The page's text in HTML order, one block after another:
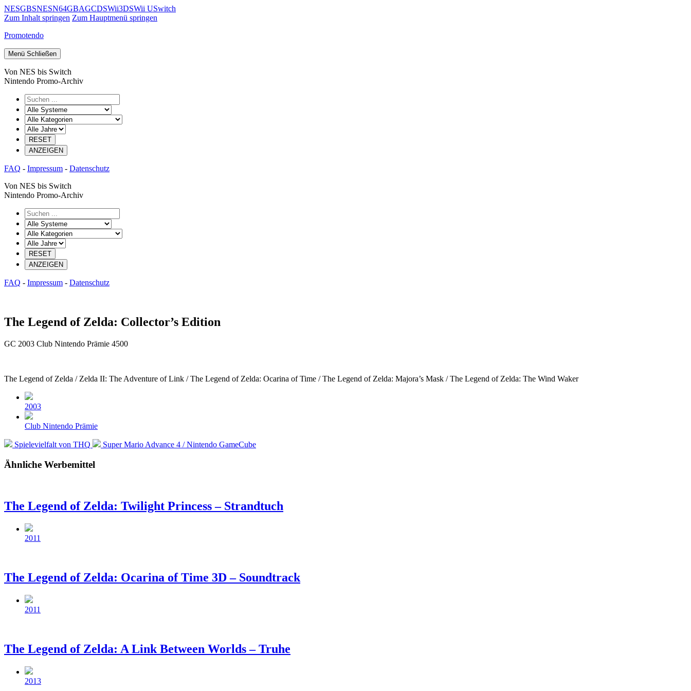
NESGBSNESN64GBAGCDSWii3DSWii USwitch
Zum Inhalt springen Zum Hauptmenü springen
Promotendo
Menü Schließen
Von NES bis Switch
Nintendo Promo-Archiv
FAQ - Impressum - Datenschutz
Von NES bis Switch
Nintendo Promo-Archiv
FAQ - Impressum - Datenschutz
The Legend of Zelda: Collector’s Edition
GC 2003 Club Nintendo Prämie 4500
The Legend of Zelda / Zelda II: The Adventure of Link / The Legend of Zelda: Ocarina of Time / The Legend of Zelda: Majora’s Mask / The Legend of Zelda: The Wind Waker
Beitragsdatum
2003
Veröffentlicht
Club Nintendo Prämie
Vorheriger
Spielevielfalt von THQ
Nächster
Super Mario Advance 4 / Nintendo GameCube
Ähnliche Werbemittel
The Legend of Zelda: Twilight Princess – Strandtuch
Beitragsdatum
2011
The Legend of Zelda: Ocarina of Time 3D – Soundtrack
Beitragsdatum
2011
The Legend of Zelda: A Link Between Worlds – Truhe
Beitragsdatum
2013